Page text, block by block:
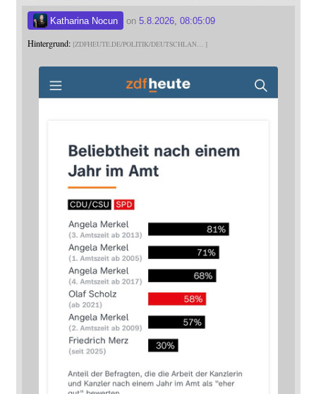
Katharina Nocun on 5.8.2026, 08:05:09
Hintergrund: ZDFHEUTE.DE/POLITIK/DEUTSCHLAN